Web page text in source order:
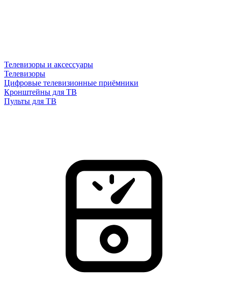
Телевизоры и аксессуары
Телевизоры
Цифровые телевизионные приёмники
Кронштейны для ТВ
Пульты для ТВ